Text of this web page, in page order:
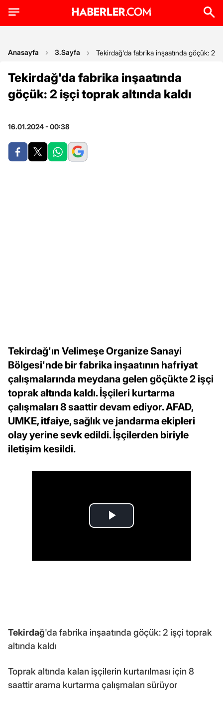
Anasayfa 3.Sayfa Tekirdağ'da fabrika inşaatında göçük: 2
Tekirdağ'da fabrika inşaatında
göçük: 2 işçi toprak altında kaldı
16.01.2024 - 00:38
Tekirdağ'ın Velimeşe Organize Sanayi
Bölgesi'nde bir fabrika inşaatının hafriyat
çalışmalarında meydana gelen göçükte 2 işçi
toprak altında kaldı. İşçileri kurtarma
çalışmaları 8 saattir devam ediyor. AFAD,
UMKE, itfaiye, sağlık ve jandarma ekipleri
olay yerine sevk edildi. İşçilerden biriyle
iletişim kesildi.
Tekirdağ'da fabrika inşaatında göçük: 2 işçi toprak
altında kaldı
Toprak altında kalan işçilerin kurtarılması için 8
saattir arama kurtarma çalışmaları sürüyor